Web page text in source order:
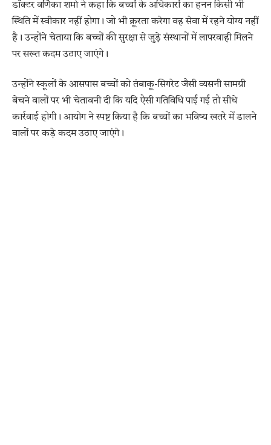
डॉक्टर वर्णिका शर्मा ने कहा कि बच्चों के अधिकारों का हनन किसी भी
स्थिति में स्वीकार नहीं होगा। जो भी क्रूरता करेगा वह सेवा में रहने योग्य नहीं
है। उन्होंने चेताया कि बच्चों की सुरक्षा से जुड़े संस्थानों में लापरवाही मिलने
पर सख्त कदम उठाए जाएंगे।
उन्होंने स्कूलों के आसपास बच्चों को तंबाकू-सिगरेट जैसी व्यसनी सामग्री
बेचने वालों पर भी चेतावनी दी कि यदि ऐसी गतिविधि पाई गई तो सीधे
कार्रवाई होगी। आयोग ने स्पष्ट किया है कि बच्चों का भविष्य खतरे में डालने
वालों पर कड़े कदम उठाए जाएंगे।